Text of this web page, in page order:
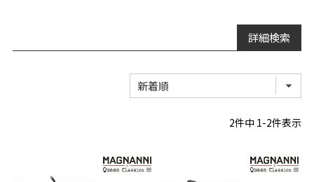
詳細検索
2件中 1-2件表示